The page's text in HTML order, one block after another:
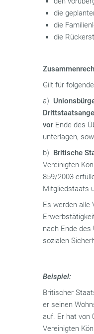
die
die
die
Gilt für
a)
vor Ende des
unterlagen,
b) Britische
Vereinigten
859/2003
Mitgliedstaats
Es werden alle
nach Ende des
sozialen
Beispiel:
Britischer
er seinen
auf. Er hat von
Vereinigten